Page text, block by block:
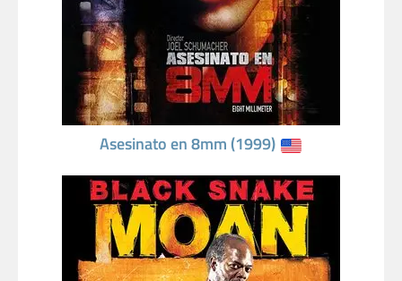
Asesinato en 8mm (1999)